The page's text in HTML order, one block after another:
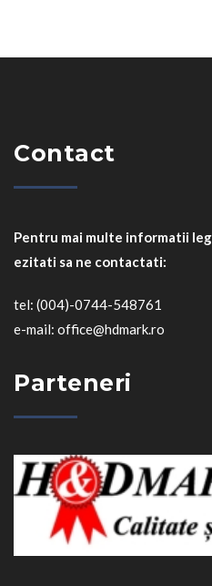
Contact
Pentru mai multe informatii
ezitati sa ne contactati:
tel: (004)-0744-548761
e-mail: office@hdmark.ro
Parteneri